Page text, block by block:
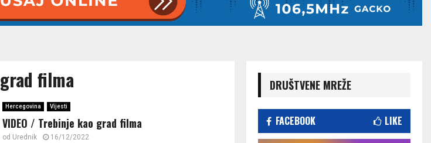
grad filma
Hercegovina Vijesti
VIDEO / Trebinje kao grad filma
od Urednik 16/12/2022
DRUŠTVENE MREŽE
FACEBOOK LIKE